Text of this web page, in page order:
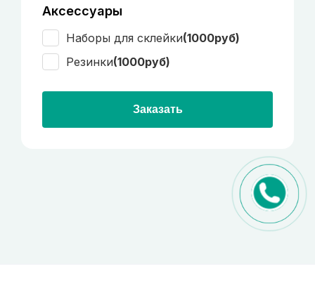
Аксессуары
Наборы для склейки(1000руб)
Резинки(1000руб)
Заказать